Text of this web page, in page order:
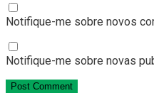
Notifique-me sobre novos
Notifique-me sobre novas